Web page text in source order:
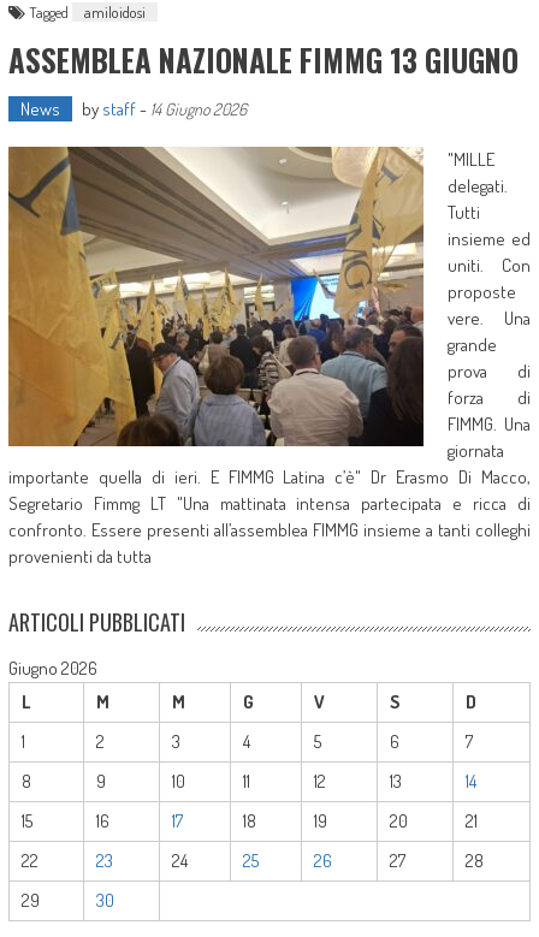
Tagged amiloidosi
ASSEMBLEA NAZIONALE FIMMG 13 GIUGNO
News by staff- 14 Giugno 2026
"MILLE
delegati.
Tutti
insieme ed
uniti. Con
proposte
vere. Una
grande
prova di
forza di
FIMMG. Una
giornata
importante quella di ieri. E FIMMG Latina c’è" Dr Erasmo Di Macco,
Segretario Fimmg LT "Una mattinata intensa partecipata e ricca di
confronto. Essere presenti all’assemblea FIMMG insieme a tanti colleghi
provenienti da tutta
ARTICOLI PUBBLICATI
Giugno 2026
L
M M G V S
D
1
2 3 4 5 6
7
8
9 10 11 12 13
14
15
16 17 18 19 20
21
22
23 24 25 26 27
28
29
30